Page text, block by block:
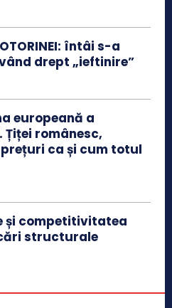
întâi s-a
drept „ieftinire”
europeană a
românesc,
ca și cum totul
și competitivitatea
structurale